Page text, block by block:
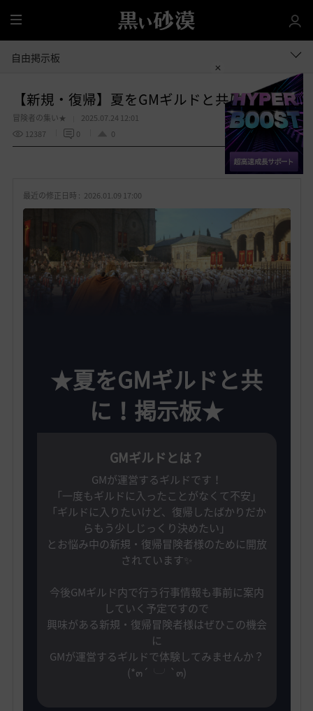
全
体
自由掲示板
【新規・復帰】夏をGMギルドと共に！掲示板
冒険者の集い★
2025.07.24 12:01
12387
0 0
お
入
り
共有する
最近の修正日時 : 2026.01.09 17:00
★夏をGMギルドと共
に！ 掲示板★
GMギルドとは？
GMが運営するギルドです！
「一度もギルドに入ったことがなくて不安」
「ギルドに入りたいけど、復帰したばかりだか
らもう少しじっくり決めたい」
とお悩み中の新規・復帰冒険者様のために開放
されています✨️
今後GMギルド内で行う行事情報も事前に案内
していく予定ですので
興味がある新規・復帰冒険者様はぜひこの機会
に
GMが運営するギルドで体験してみませんか？
(*๓´╰╯`๓)